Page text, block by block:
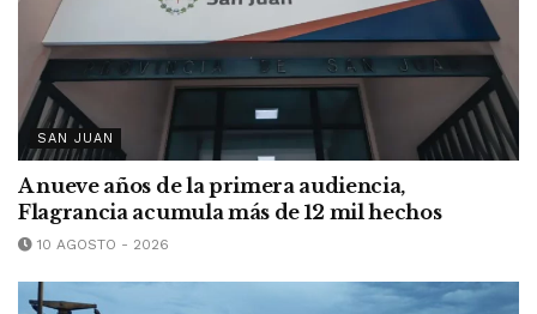
SAN JUAN
A nueve años de la primera audiencia,
Flagrancia acumula más de 12 mil hechos
10 AGOSTO - 2026